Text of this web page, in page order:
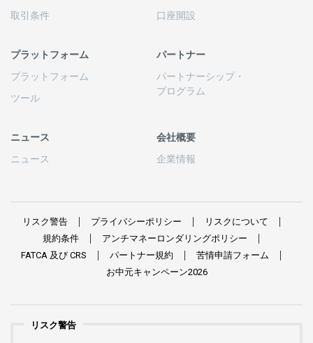
取引条件
口座開設
プラットフォーム
プラットフォーム
ツール
パートナー
パートナーシップ・
プログラム
ニュース
ニュース
会社概要
企業情報
リスク警告 プライバシーポリシー
リスクについて
規約条件
アンチマネーロンダリングポリシー
FATCA 及び CRS パートナー規約 苦情申請フォーム
お中元キャンペーン2026
リスク警告